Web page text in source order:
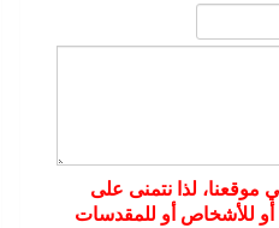
موقعنا، لذا نتمنى على
أو للأشخاص أو للمقدسات